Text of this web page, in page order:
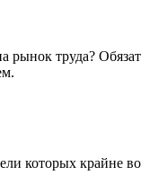
труда?
которых крайне